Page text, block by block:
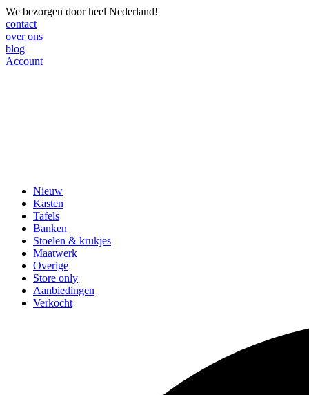
We bezorgen door heel Nederland!
contact
over ons
blog
Account
Nieuw
Kasten
Tafels
Banken
Stoelen & krukjes
Maatwerk
Overige
Store only
Aanbiedingen
Verkocht